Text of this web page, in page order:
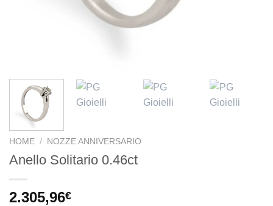
HOME / NOZZE ANNIVERSARIO
Anello Solitario 0.46ct
2.305,96€